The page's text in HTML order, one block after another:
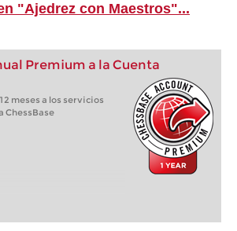
"Ajedrez con Maestros"...
Premium a la Cuenta
meses a los servicios
ChessBase